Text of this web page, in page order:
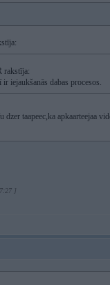
rakstīja:
ir iejaukšanās dabas procesos.
dzer taapeec,ka apkaarteejaa
]